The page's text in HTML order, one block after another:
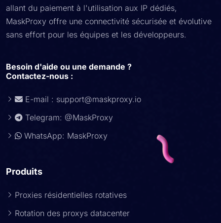
allant du paiement à l'utilisation aux IP dédiés,
MaskProxy offre une connectivité sécurisée et évolutive
sans effort pour les équipes et les développeurs.
Besoin d'aide ou une demande ?
Contactez-nous :
E-mail : support@maskproxy.io
Telegram: @MaskProxy
WhatsApp: MaskProxy
Produits
Proxies résidentielles rotatives
Rotation des proxys datacenter